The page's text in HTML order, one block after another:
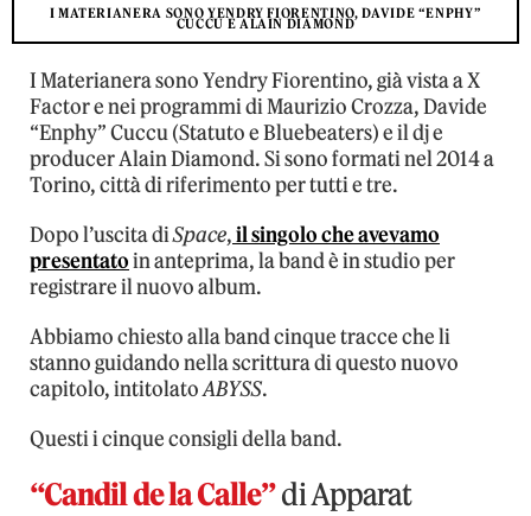
I MATERIANERA SONO YENDRY FIORENTINO, DAVIDE “ENPHY”
CUCCU E ALAIN DIAMOND
I Materianera sono Yendry Fiorentino, già vista a X
Factor e nei programmi di Maurizio Crozza, Davide
“Enphy” Cuccu (Statuto e Bluebeaters) e il dj e
producer Alain Diamond. Si sono formati nel 2014 a
Torino, città di riferimento per tutti e tre.
Dopo l’uscita diSpace,il singolo che avevamo
presentatoin anteprima, la band è in studio per
registrare il nuovo album.
Abbiamo chiesto alla band cinque tracce che li
stanno guidando nella scrittura di questo nuovo
capitolo, intitolatoABYSS.
Questi i cinque consigli della band.
“Candil de la Calle”di Apparat